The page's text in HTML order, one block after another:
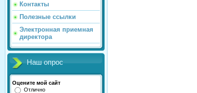
Контакты
Полезные ссылки
Электронная приемная
директора
Наш опрос
Оцените мой сайт
Отлично